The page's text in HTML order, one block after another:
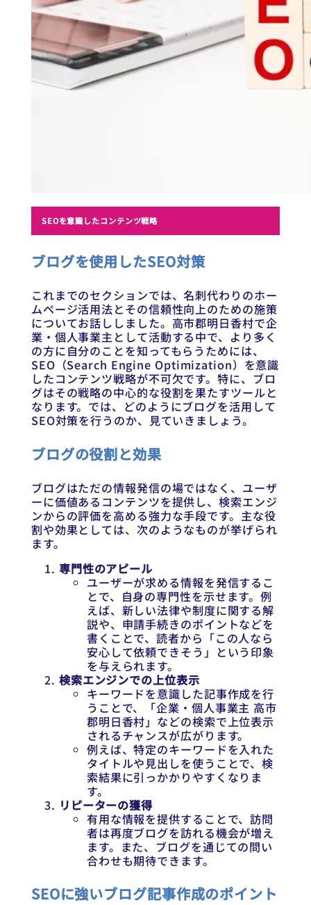
SEOを意識したコンテンツ戦略
ブログを使用したSEO対策
これまでのセクションでは、名刺代わりのホー
ムページ活用法とその信頼性向上のための施策
についてお話ししました。高市郡明日香村で企
業・個人事業主として活動する中で、より多く
の方に自分のことを知ってもらうためには、
SEO（Search Engine Optimization）を意識
したコンテンツ戦略が不可欠です。特に、ブロ
グはその戦略の中心的な役割を果たすツールと
なります。では、どのようにブログを活用して
SEO対策を行うのか、見ていきましょう。
ブログの役割と効果
ブログはただの情報発信の場ではなく、ユーザ
ーに価値あるコンテンツを提供し、検索エンジ
ンからの評価を高める強力な手段です。主な役
割や効果としては、次のようなものが挙げられ
ます。
専門性のアピール
ユーザーが求める情報を発信するこ
とで、自身の専門性を示せます。例
えば、新しい法律や制度に関する解
説や、申請手続きのポイントなどを
書くことで、読者から「この人なら
安心して依頼できそう」という印象
を与えられます。
検索エンジンでの上位表示
キーワードを意識した記事作成を行
うことで、「企業・個人事業主 高市
郡明日香村」などの検索で上位表示
されるチャンスが広がります。
例えば、特定のキーワードを入れた
タイトルや見出しを使うことで、検
索結果に引っかかりやすくなりま
す。
リピーターの獲得
有用な情報を提供することで、訪問
者は再度ブログを訪れる機会が増え
ます。また、ブログを通じての問い
合わせも期待できます。
SEOに強いブログ記事作成のポイント